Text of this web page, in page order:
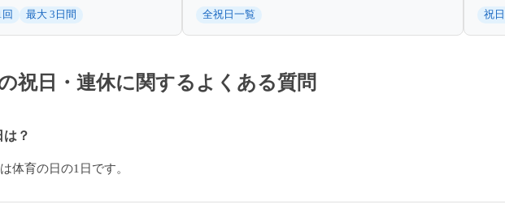
最大 3日間 全祝日一覧 祝
祝日・連休に関するよくある質問
は？
体育の日の1日です。